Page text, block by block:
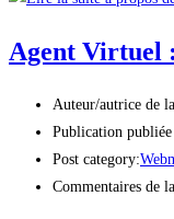
Agent Virtuel
Auteur/autrice de
Publication publiée
Post category:
Commentaires de